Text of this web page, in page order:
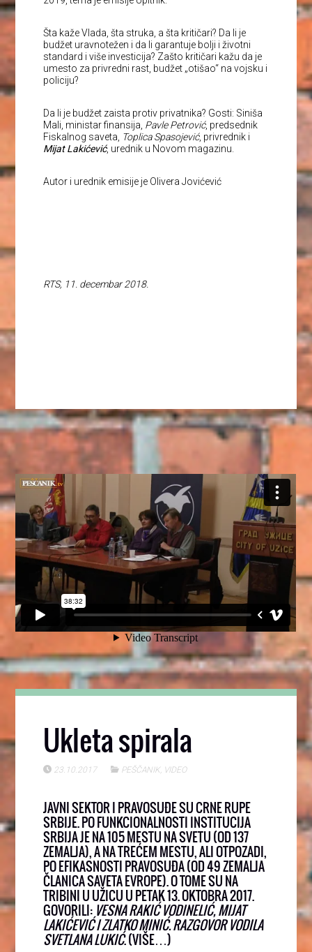
Šta kaže Vlada, šta struka, a šta kritičari? Da li je
budžet uravnotežen i da li garantuje bolji i životni
standard i više investicija? Zašto kritičari kažu da je
umesto za privredni rast, budžet „otišao“ na vojsku i
policiju?
Da li je budžet zaista protiv privatnika? Gosti: Siniša
Mali, ministar finansija, Pavle Petrović, predsednik
Fiskalnog saveta, Toplica Spasojević, privrednik i
Mijat Lakićević, urednik u Novom magazinu.
Autor i urednik emisije je Olivera Jovićević
RTS, 11. decembar 2018.
Ukleta spirala
23.10.2017 PEŠČANIK, VIDEO
JAVNI SEKTOR I PRAVOSUĐE SU CRNE RUPE
SRBIJE. PO FUNKCIONALNOSTI INSTITUCIJA
SRBIJA JE NA 105 MESTU NA SVETU (OD 137
ZEMALJA), A NA TREĆEM MESTU, ALI OTPOZADI,
PO EFIKASNOSTI PRAVOSUĐA (OD 49 ZEMALJA
ČLANICA SAVETA EVROPE). O TOME SU NA
TRIBINI U UŽICU U PETAK 13. OKTOBRA 2017.
GOVORILI: VESNA RAKIĆ VODINELIĆ, MIJAT
LAKIĆEVIĆ I ZLATKO MINIĆ. RAZGOVOR VODILA
SVETLANA LUKIĆ.(VIŠE…)